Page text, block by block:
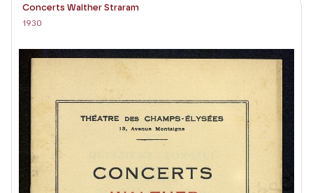
Concerts Walther Straram
1930